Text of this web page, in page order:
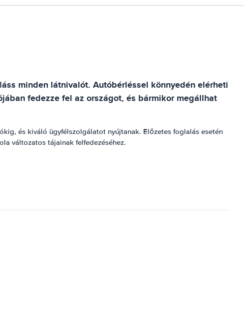
minden látnivalót. Autóbérléssel könnyedén elérheti
fedezze fel az országot, és bármikor megállhat
és kiváló ügyfélszolgálatot nyújtanak. Előzetes foglalás esetén
változatos tájainak felfedezéséhez.